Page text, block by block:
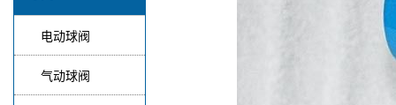
电动球阀
气动球阀